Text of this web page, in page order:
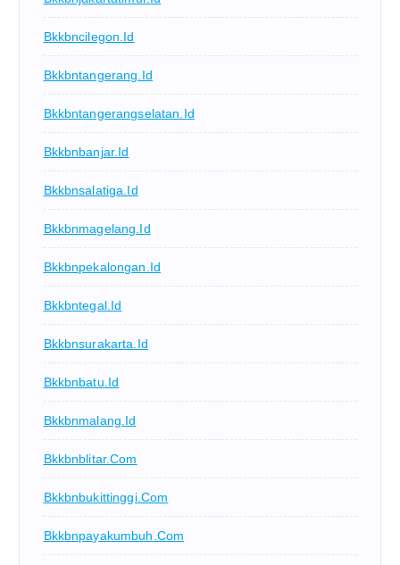
Bkkbncilegon.id
Bkkbntangerang.id
Bkkbntangerangselatan.id
Bkkbnbanjar.id
Bkkbnsalatiga.id
Bkkbnmagelang.id
Bkkbnpekalongan.id
Bkkbntegal.id
Bkkbnsurakarta.id
Bkkbnbatu.id
Bkkbnmalang.id
Bkkbnblitar.com
Bkkbnbukittinggi.com
Bkkbnpayakumbuh.com